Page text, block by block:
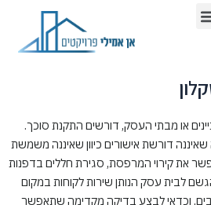
תפריט
או מבתי העסק, דורשים התקנת סוכך.
דורשת אישורים כיוון שאיננה משמשת
את קירוי המרפסת, סגירת חללים בדפנות
לבית עסק הנותן שירות לקוחות במקום
וכדאי לבצע בדיקה מקדימה שתאפשר